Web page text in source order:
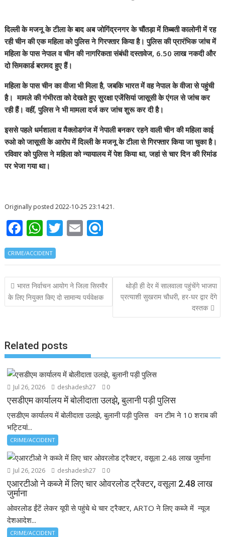
दिल्ली के मजनू के टीला के बाद अब जोगिंद्रनगर के चौंतड़ा में तिब्बती कालोनी में रह
रही चीन की एक महिला को पुलिस ने गिरफ्तार किया है। पुलिस की प्रारंभिक जांच में
महिला के पास नेपाल व चीन की नागरिकता संबंधी दस्तावेज, 6.50 लाख नकदी और
दो सिमकार्ड बरामद हुए हैं।
महिला के पास चीन का वीजा भी मिला है, जबकि भारत में वह नेपाल के वीजा से पहुंची
है। मामले की गंभीरता को देखते हुए सुरक्षा एजेंसियां जासूसी के एंगल से जांच कर
रही हैं। वहीं, पुलिस ने भी मामला दर्ज कर जांच शुरू कर दी है।
इससे पहले धर्मशाला व मैक्लोडगंज में नेपाली बनकर रहने वाली चीन की महिला काई
रुओ को जासूसी के आरोप में दिल्ली के मजनू के टीला से गिरफ्तार किया जा चुका है।
रविवार को पुलिस ने महिला को न्यायालय में पेश किया था, जहां से चार दिन की रिमांड
पर भेजा गया था।
Originally posted 2022-10-25 23:14:21.
F
ac
e
b
o
o
W
h
at
s
A
p
T
itt
er
E
ai
l
i
n
d
CRIME/ACCIDENT
Post
navigation
भारत निर्वाचन आयोग ने जिला सिरमौर
के लिए नियुक्त किए दो सामान्य पर्यवेक्षक
थोड़ी ही देर में सालवाला पहुंचेंगे भाजपा
प्रत्याशी सुखराम चौधरी, हर-घर द्वार देंगे
दस्तक
Related posts
Jul 26, 2026 deshadesh27 0
एसडीएम कार्यालय में बोलीदाता उलझे, बुलानी पड़ी पुलिस
एसडीएम कार्यालय में बोलीदाता उलझे, बुलानी पड़ी पुलिस वन टीम ने 10 शराब की
भट्टियां...
CRIME/ACCIDENT
Jul 26, 2026 deshadesh27 0
एआरटीओ ने कब्जे में लिए चार ओवरलोड ट्रैक्टर, वसूला 2.48 लाख
जुर्माना
ओवरलोड ईंटें लेकर यूपी से पहुंचे थे चार ट्रैक्टर, ARTO ने लिए कब्जे में न्यूज
देशआदेश...
CRIME/ACCIDENT